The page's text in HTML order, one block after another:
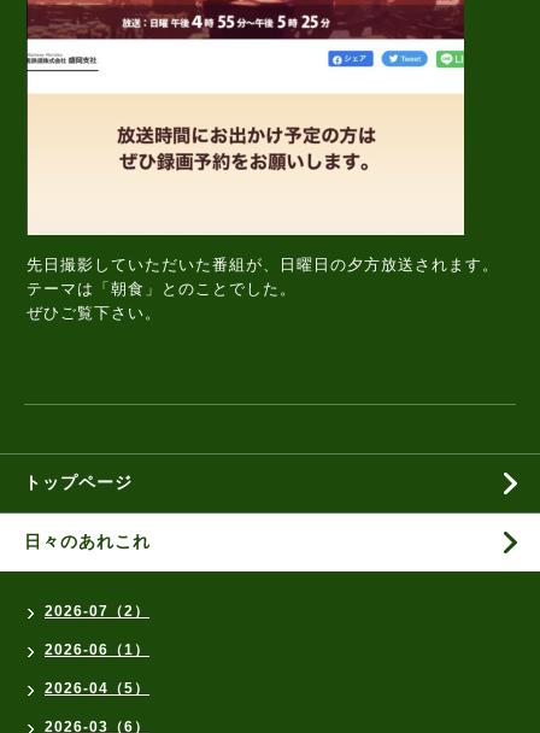
先日撮影していただいた番組が、日曜日の夕方放送されます。
テーマは「朝食」とのことでした。
ぜひご覧下さい。
トップページ
日々のあれこれ
2026-07（2）
2026-06（1）
2026-04（5）
2026-03（6）